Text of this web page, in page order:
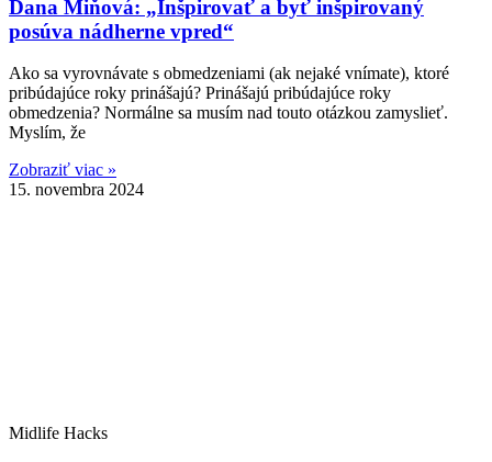
Dana Miňová: „Inšpirovať a byť inšpirovaný
posúva nádherne vpred“
Ako sa vyrovnávate s obmedzeniami (ak nejaké vnímate), ktoré
pribúdajúce roky prinášajú? Prinášajú pribúdajúce roky
obmedzenia? Normálne sa musím nad touto otázkou zamyslieť.
Myslím, že
Zobraziť viac »
15. novembra 2024
Midlife Hacks